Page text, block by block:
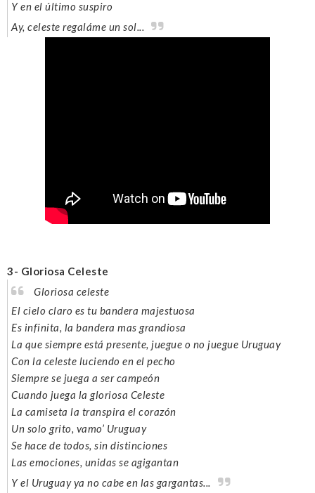
Y en el último suspiro
Ay, celeste regaláme un sol...
3- Gloriosa Celeste
Gloriosa celeste
El cielo claro es tu bandera majestuosa
Es infinita, la bandera mas grandiosa
La que siempre está presente, juegue o no juegue Uruguay
Con la celeste luciendo en el pecho
Siempre se juega a ser campeón
Cuando juega la gloriosa Celeste
La camiseta la transpira el corazón
Un solo grito, vamo’ Uruguay
Se hace de todos, sin distinciones
Las emociones, unidas se agigantan
Y el Uruguay ya no cabe en las gargantas...